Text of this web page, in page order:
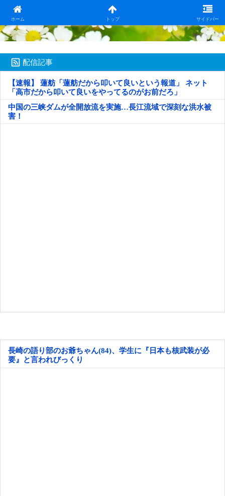
ホーム トップ サイドバー
日本第一！ニュース録
配信記事
【速報】 蓮舫「蓮舫だから叩いて良いという報道」 ネット
「高市だから叩いて良いをやってるのがお前だろ」
中国の三峡ダムが全開放流を実施…長江流域で深刻な洪水被
害！
長崎の語り部のお爺ちゃん(84)、学生に『日本も核武装が必
要』と言われびっくり